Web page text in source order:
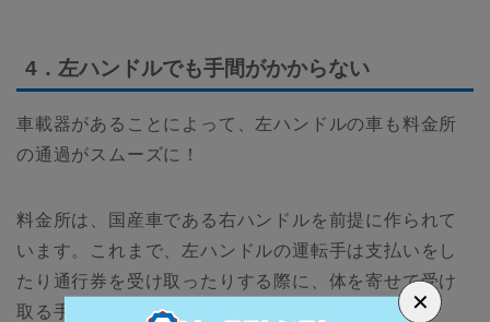
4．左ハンドルでも手間がかからない
車載器があることによって、左ハンドルの車も料金所
の通過がスムーズに！
料金所は、国産車である右ハンドルを前提に作られて
います。これまで、左ハンドルの運転手は支払いをし
たり通行券を受け取ったりする際に、体を寄せて受け
取る手間がありました。
✕